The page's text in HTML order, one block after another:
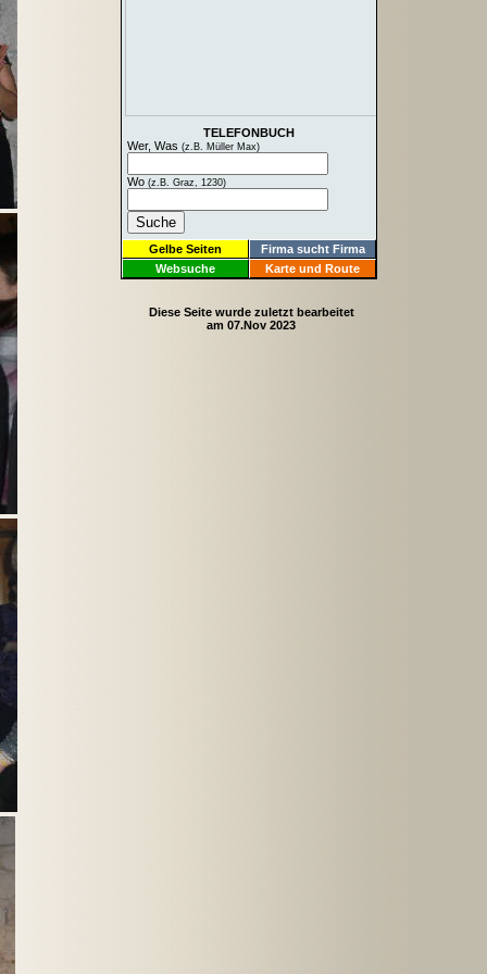
TELEFONBUCH
Wer, Was (z.B. Müller Max)
Wo (z.B. Graz, 1230)
Gelbe Seiten
Firma sucht Firma
Websuche
Karte und Route
Diese Seite wurde zuletzt bearbeitet
am 07.Nov 2023